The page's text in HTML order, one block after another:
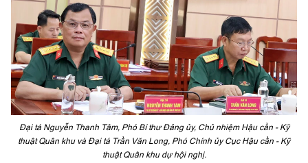
Đại tá Nguyễn Thanh Tâm, Phó Bí thư Đảng ủy, Chủ nhiệm Hậu cần - Kỹ
thuật Quân khu và Đại tá Trần Văn Long, Phó Chính ủy Cục Hậu cần - Kỹ
thuật Quân khu dự hội nghị.